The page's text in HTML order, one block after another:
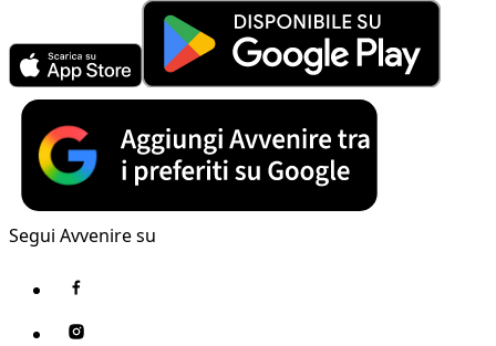
Segui Avvenire su